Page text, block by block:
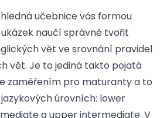
učebnice vás formou
naučí správně tvořit
vět ve srovnání pravidel
vět. Je to jediná takto pojatá
zaměřením pro maturanty a to
úrovních: lower
a upper intermediate. V